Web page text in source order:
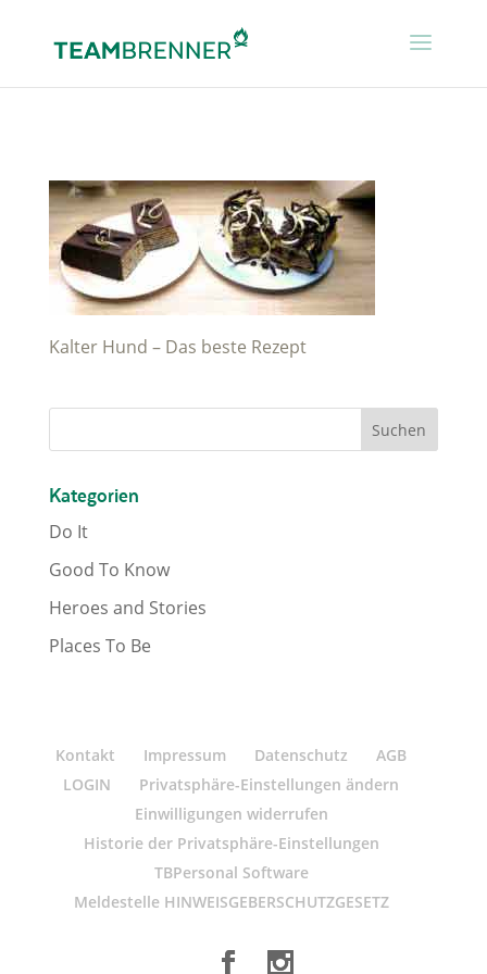
Kalter Hund – Das beste Rezept
Kategorien
Do It
Good To Know
Heroes and Stories
Places To Be
Kontakt Impressum Datenschutz
AGB
LOGIN
Privatsphäre-Einstellungen ändern
Einwilligungen widerrufen
Historie der Privatsphäre-Einstellungen
TBPersonal Software
Meldestelle HINWEISGEBERSCHUTZGESETZ